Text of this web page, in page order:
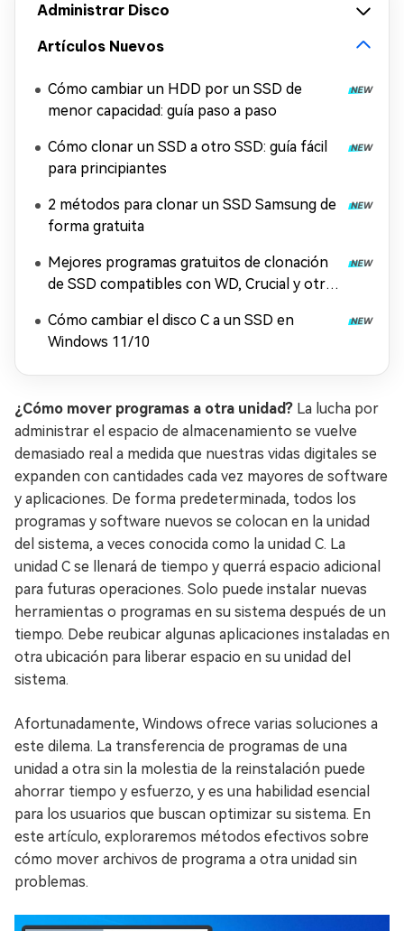
Administrar Disco
Artículos Nuevos
Cómo cambiar un HDD por un SSD de
menor capacidad: guía paso a paso
Cómo clonar un SSD a otro SSD: guía fácil
para principiantes
2 métodos para clonar un SSD Samsung de
forma gratuita
Mejores programas gratuitos de clonación
de SSD compatibles con WD, Crucial y otras
Cómo cambiar el disco C a un SSD en
Windows 11/10
¿Cómo mover programas a otra unidad? La lucha por
administrar el espacio de almacenamiento se vuelve
demasiado real a medida que nuestras vidas digitales se
expanden con cantidades cada vez mayores de software
y aplicaciones. De forma predeterminada, todos los
programas y software nuevos se colocan en la unidad
del sistema, a veces conocida como la unidad C. La
unidad C se llenará de tiempo y querrá espacio adicional
para futuras operaciones. Solo puede instalar nuevas
herramientas o programas en su sistema después de un
tiempo. Debe reubicar algunas aplicaciones instaladas en
otra ubicación para liberar espacio en su unidad del
sistema.
Afortunadamente, Windows ofrece varias soluciones a
este dilema. La transferencia de programas de una
unidad a otra sin la molestia de la reinstalación puede
ahorrar tiempo y esfuerzo, y es una habilidad esencial
para los usuarios que buscan optimizar su sistema. En
este artículo, exploraremos métodos efectivos sobre
cómo mover archivos de programa a otra unidad sin
problemas.